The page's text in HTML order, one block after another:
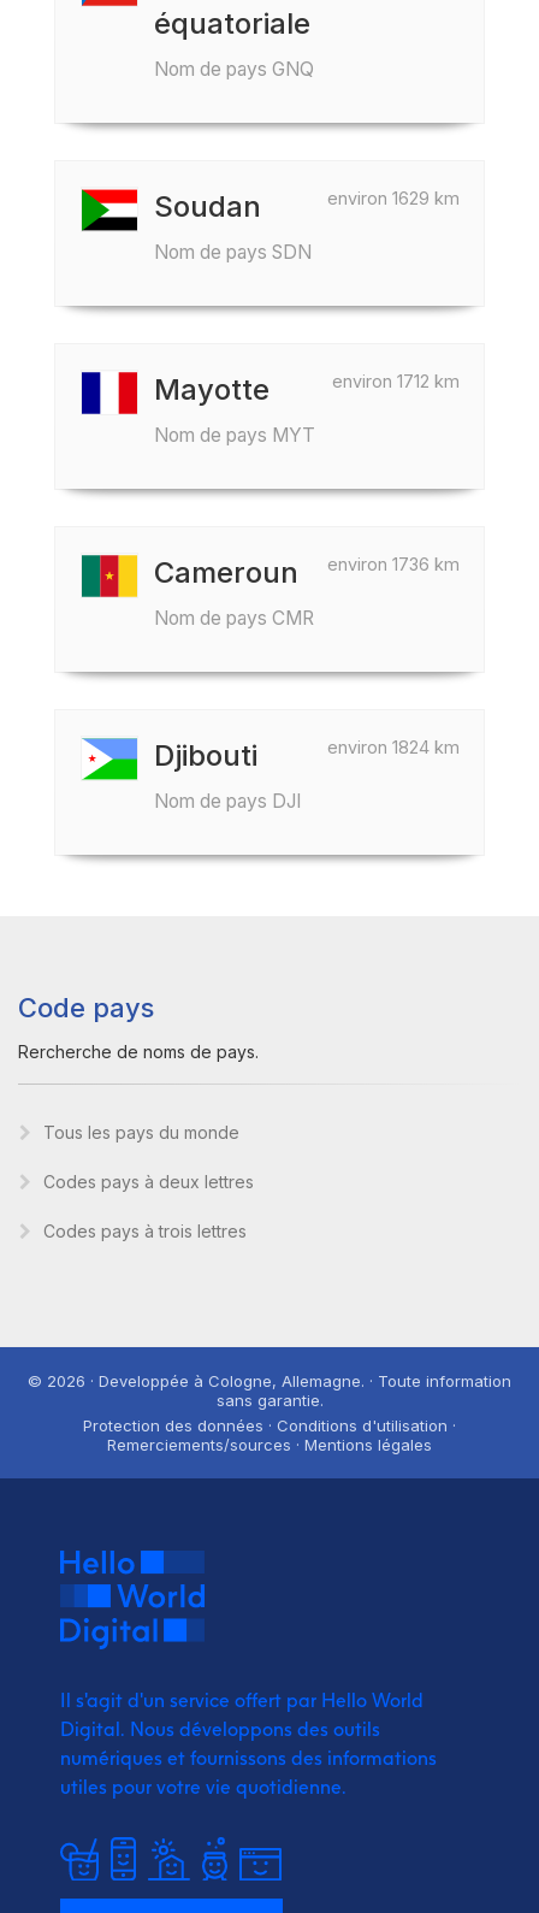
équatoriale
Nom de pays GNQ
environ 1629 km
Soudan
Nom de pays SDN
environ 1712 km
Mayotte
Nom de pays MYT
environ 1736 km
Cameroun
Nom de pays CMR
environ 1824 km
Djibouti
Nom de pays DJI
Code pays
Rercherche de noms de pays.
Tous les pays du monde
Codes pays à deux lettres
Codes pays à trois lettres
© 2026 · Developpée à Cologne, Allemagne. · Toute information
sans garantie.
Protection des données · Conditions d'utilisation ·
Remerciements/sources · Mentions légales
Il s'agit d'un service offert par Hello World
Digital. Nous développons des outils
numériques et fournissons des informations
utiles pour votre vie quotidienne.